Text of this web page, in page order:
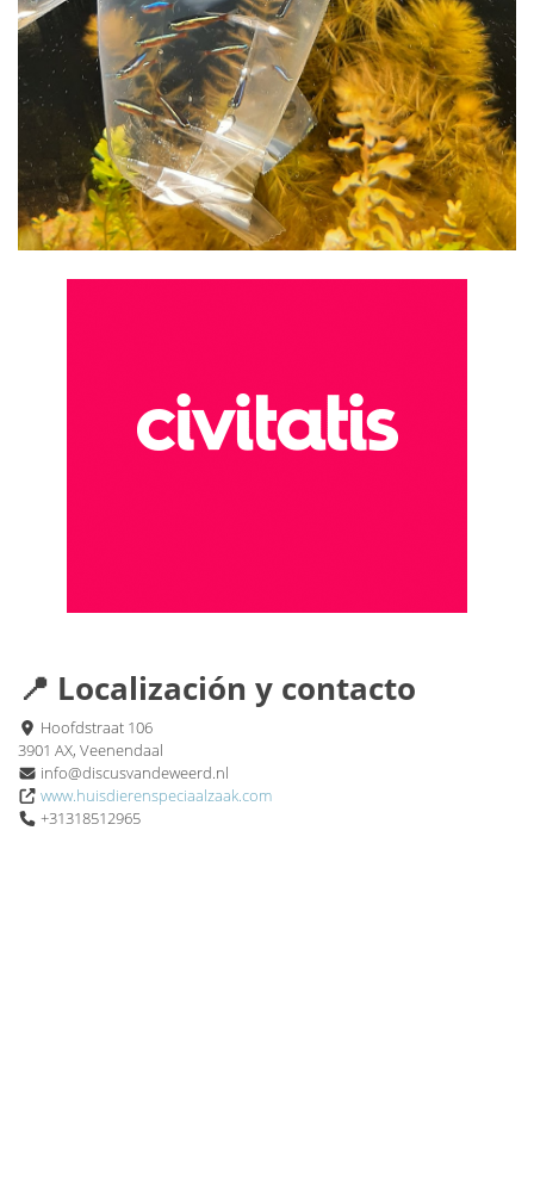
📍 Localización y contacto
Hoofdstraat 106
3901 AX, Veenendaal
info@discusvandeweerd.nl
www.huisdierenspeciaalzaak.com
+31318512965